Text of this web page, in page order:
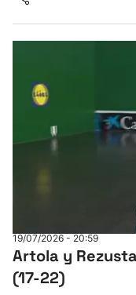
19/07/2026 - 20:59
Artola y
(17-22)